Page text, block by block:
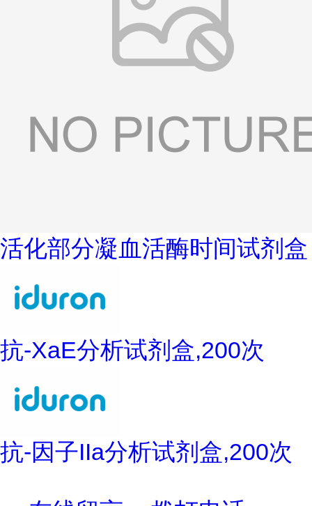
活化部分凝血活酶时间试剂盒
抗-XaE分析试剂盒,200次
抗-因子IIa分析试剂盒,200次